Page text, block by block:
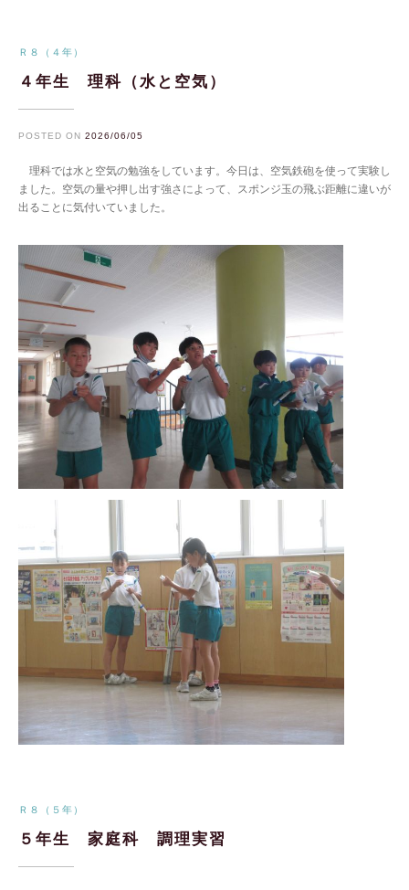
Ｒ８（４年）
４年生 理科（水と空気）
POSTED ON 2026/06/05
理科では水と空気の勉強をしています。今日は、空気鉄砲を使って実験し
ました。空気の量や押し出す強さによって、スポンジ玉の飛ぶ距離に違いが
出ることに気付いていました。
Ｒ８（５年）
５年生 家庭科 調理実習